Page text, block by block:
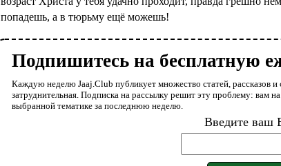
попадешь, а в тюрьму ещё можешь!
Подпишитесь на бесплатную
Каждую неделю Jaaj.Club публикует множество статей, рассказов
затруднительная. Подписка на рассылку решит эту проблему: вам
выбранной тематике за последнюю неделю.
Введите ваш